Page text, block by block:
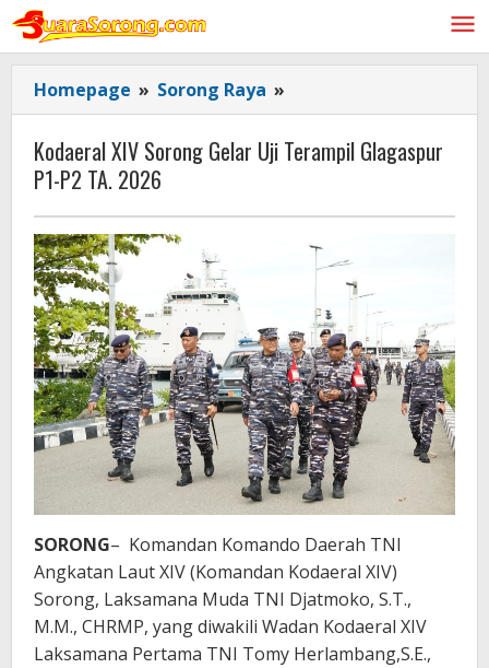
Lewati
konten
Homepage » Sorong Raya »
XIV
Sorong
Gelar
Terampil
Glagaspur
TA.
2026
Kodaeral XIV Sorong Gelar Uji Terampil Glagaspur
P1-P2 TA. 2026
SORONG– Komandan Komando Daerah TNI
Angkatan Laut XIV (Komandan Kodaeral XIV)
Sorong, Laksamana Muda TNI Djatmoko, S.T.,
M.M., CHRMP, yang diwakili Wadan Kodaeral XIV
Laksamana Pertama TNI Tomy Herlambang,S.E.,